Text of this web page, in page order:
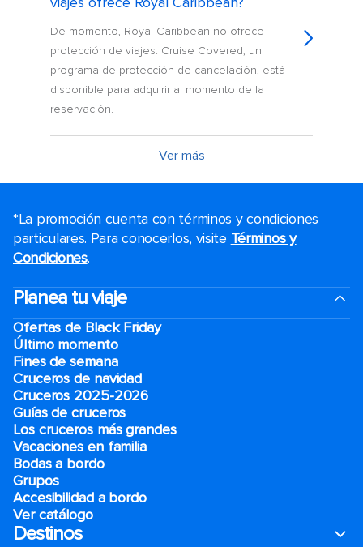
De momento, Royal Caribbean no ofrece
protección de viajes. Cruise Covered, un
programa de protección de cancelación, está
disponible para adquirir al momento de la
reservación.
Ver más
*La promoción cuenta con términos y condiciones
particulares. Para conocerlos, visite Términos y
Condiciones.
Planea tu viaje
Ofertas de Black Friday
Último momento
Fines de semana
Cruceros de navidad
Cruceros 2025-2026
Guías de cruceros
Los cruceros más grandes
Vacaciones en familia
Bodas a bordo
Grupos
Accesibilidad a bordo
Ver catálogo
Destinos